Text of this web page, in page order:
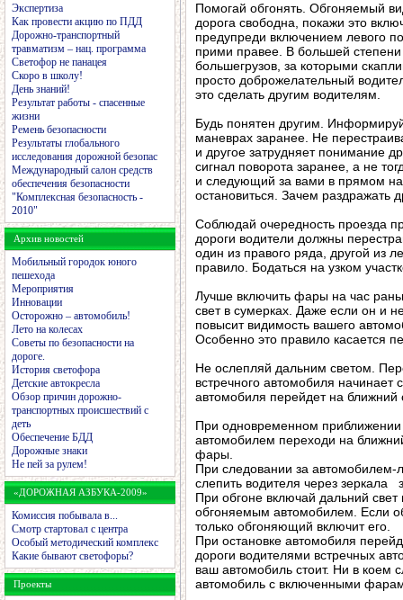
Экспертиза
Как провести акцию по ПДД
Дорожно-транспортный
травматизм – нац. программа
Светофор не панацея
Скоро в школу!
День знаний!
Результат работы - спасенные
жизни
Ремень безопасности
Результаты глобального
исследования дорожной безопас
Международный салон средств
обеспечения безопасности
"Комплексная безопасность -
2010"
Архив новостей
Мобильный городок юного
пешехода
Мероприятия
Инновации
Осторожно – автомобиль!
Лето на колесах
Советы по безопасности на
дороге.
История светофора
Детские автокресла
Обзор причин дорожно-
транспортных происшествий с
деть
Обеспечение БДД
Дорожные знаки
Не пей за рулем!
«ДОРОЖНАЯ АЗБУКА-2009»
Комиссия побывала в...
Смотр стартовал с центра
Особый методический комплекс
Какие бывают светофоры?
Проекты
Помогай обгонять. Обгоняемый
дорога свободна, покажи это
предупреди включением левого
прими правее. В большей
большегрузов, за которыми
просто доброжелательный
это сделать другим водителям.
Будь понятен другим.
маневрах заранее. Не
и другое затрудняет понимание
сигнал поворота заранее, а не
и следующий за вами в прямом
остановиться. Зачем раздражать
Соблюдай очередность проезда
дороги водители должны
один из правого ряда, другой из
правило. Бодаться на узком
Лучше включить фары на час
свет в сумерках. Даже если он и
повысит видимость вашего
Особенно это правило касается
Не ослепляй дальним светом.
встречного автомобиля начинает
автомобиля перейдет на ближний
При одновременном
автомобилем переходи на
фары.
При следовании за автомобилем-
слепить водителя через зеркала
При обгоне включай дальний
обгоняемым автомобилем. Если
только обгоняющий включит его.
При остановке автомобиля
дороги водителями встречных
ваш автомобиль стоит. Ни в коем
автомобиль с включенными